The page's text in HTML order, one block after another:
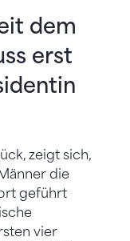
dem
erst
zeigt sich,
die
geführt
vier